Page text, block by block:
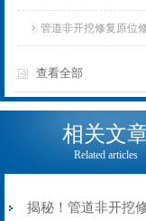
管道非开挖修复原位
查看全部
相关文
Related articles
揭秘！管道非开挖